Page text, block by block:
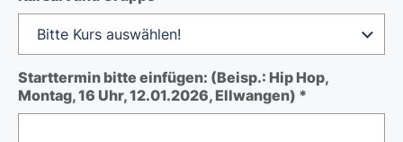
Starttermin bitte einfügen: (Beisp.: Hip Hop,
Montag, 16 Uhr, 12.01.2026, Ellwangen) *